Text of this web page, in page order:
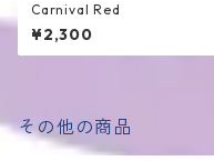
Carnival Red
¥2,300
その他の商品